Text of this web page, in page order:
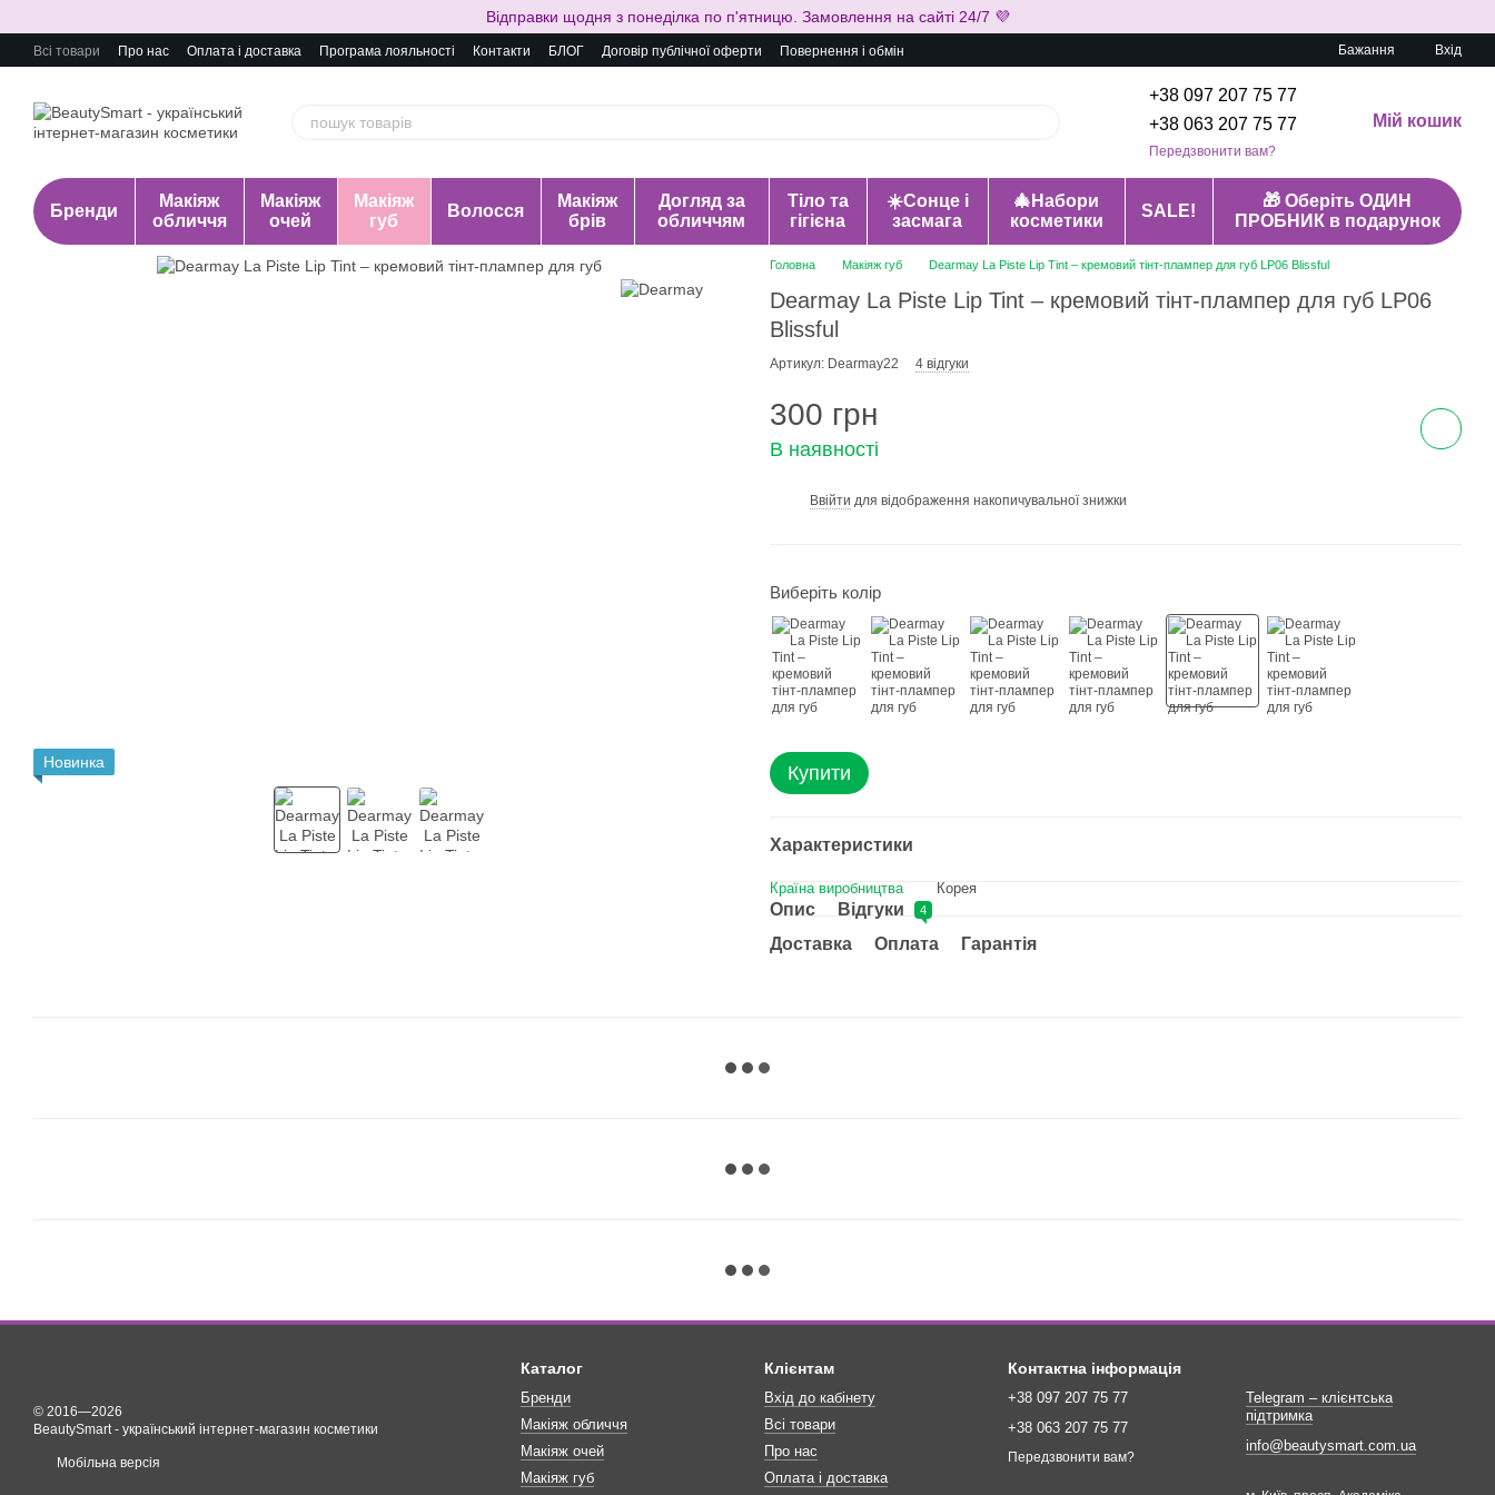
Відправки щодня з понеділка по п'ятницю. Замовлення на сайті 24/7 💜
Всі товари Про нас Оплата і доставка Програма лояльності Контакти БЛОГ Договір публічної оферти Повернення і обмін Бажання Вхід
+38 097 207 75 77
+38 063 207 75 77
Передзвонити вам?
Мій кошик
Бренди
Макіяж
обличчя
Макіяж
очей
Макіяж
губ
Волосся
Макіяж
брів
Догляд за
обличчям
Тіло та
гігієна
☀️Сонце і
засмага
🎄Набори
косметики
SALE!
🎁 Оберіть ОДИН
ПРОБНИК в подарунок
Новинка
Головна Макіяж губ Dearmay La Piste Lip Tint – кремовий тінт-плампер для губ LP06 Blissful
Dearmay La Piste Lip Tint – кремовий тінт-плампер для губ LP06
Blissful
Артикул: Dearmay22 4 відгуки
300 грн
В наявності
Ввійти для відображення накопичувальної знижки
Виберіть колір
Купити
Характеристики
Країна виробництва Корея
Опис Відгуки 4
Доставка Оплата Гарантія
© 2016—2026
BeautySmart - український інтернет-магазин косметики
Мобільна версія
Каталог
Бренди
Макіяж обличчя
Макіяж очей
Макіяж губ
Клієнтам
Вхід до кабінету
Всі товари
Про нас
Оплата і доставка
Контактна інформація
+38 097 207 75 77
+38 063 207 75 77
Передзвонити вам?
Telegram – клієнтська
підтримка
info@beautysmart.com.ua